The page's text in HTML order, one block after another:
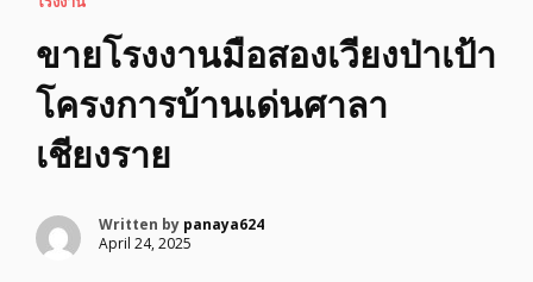
ขายโรงงานมือสองเวียงป่าเป้า
โครงการบ้านเด่นศาลา
เชียงราย
Written by panaya624
April 24, 2025